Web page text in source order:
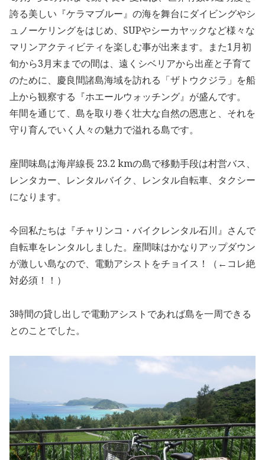
誇る美しい『ケラマブルー』の海を舞台にダイビングやシ
ュノーケリングをはじめ、SUPやシーカヤックなど様々な
マリンアクティビティを楽しむ事が出来ます。また1月初
旬から3月末までの間は、遠くシベリアから出産と子育て
のために、慶良間諸島海域を訪れる「ザトウクジラ」を船
上から観察する『ホエールウォッチング』が盛んです。
年間を通じて、島を取り巻く壮大な自然の恩恵と、それを
守り育んでいく人々の魅力で溢れる島です。
座間味島は海岸線長 23.2 kmの島で移動手段は村営バス、
レンタカー、レンタルバイク、レンタル自転車、タクシー
になります。
今回私たちは『チャリンコ・バイクレンタル石川』さんで
自転車をレンタルしました。座間味はかなりアップダウン
が激しい島なので、電動アシストをチョイス！（←コレ絶
対必須！！）
3時間の貸し出しで電動アシストであれば島を一周できる
とのことでした。